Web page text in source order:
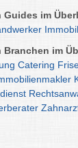
im
im
Catering